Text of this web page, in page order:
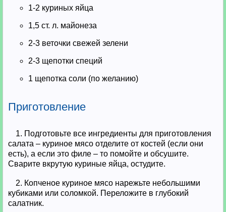
1-2 куриных яйца
1,5 ст. л. майонеза
2-3 веточки свежей зелени
2-3 щепотки специй
1 щепотка соли (по желанию)
Приготовление
1. Подготовьте все ингредиенты для приготовления
салата – куриное мясо отделите от костей (если они
есть), а если это филе – то помойте и обсушите.
Сварите вкрутую куриные яйца, остудите.
2. Копченое куриное мясо нарежьте небольшими
кубиками или соломкой. Переложите в глубокий
салатник.